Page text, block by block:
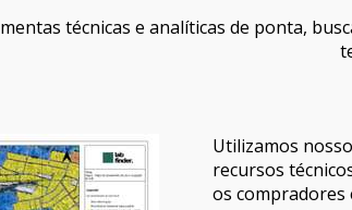
técnicas e analíticas de ponta,
Utilizamos
recursos
os compradores